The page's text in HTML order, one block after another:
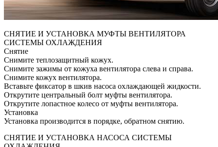
СНЯТИЕ И УСТАНОВКА МУФТЫ ВЕНТИЛЯТОРА
СИСТЕМЫ ОХЛАЖДЕНИЯ
Снятие
Снимите теплозащитный кожух.
Снимите зажимы от кожуха вентилятора слева и справа.
Снимите кожух вентилятора.
Вставьте фиксатор в шкив насоса охлаждающей жидкости.
Открутите центральный болт муфты вентилятора.
Открутите лопастное колесо от муфты вентилятора.
Установка
Установка производится в порядке, обратном снятию.
СНЯТИЕ И УСТАНОВКА НАСОСА СИСТЕМЫ